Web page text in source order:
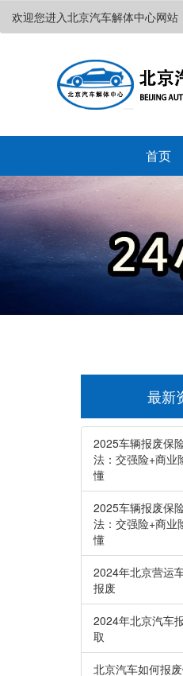
欢迎您进入北京汽车解体中心网站
首页
最新
2025车辆报废保
法：交强险+商业
懂
2025车辆报废保
法：交强险+商业
懂
2024年北京营运
报废
2024年北京汽车
取
北京汽车如何报